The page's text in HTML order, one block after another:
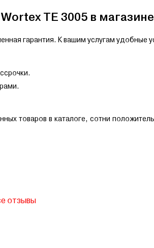
TE 3005 в
гарантия. К вашим услугам удобные
товаров в каталоге, сотни
отзывы